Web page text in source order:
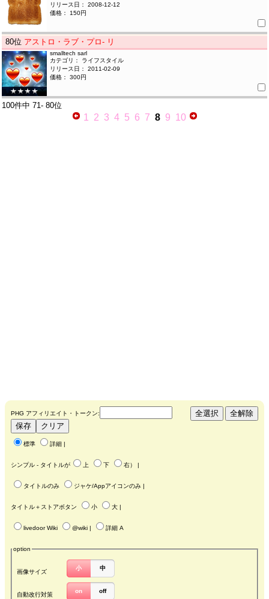
リリース日： 2008-12-12
価格： 150円
80位 アストロ・ラブ・プロ- リ
smalltech sarl
カテゴリ： ライフスタイル
リリース日： 2011-02-09
価格： 300円
100件中 71- 80位
1 2 3 4 5 6 7 8 9 10
PHG アフィリエイト・トークン:
標準 詳細
シンプル - タイトルが 上 下 右） |
タイトルのみ ジャケ/Appアイコンのみ
タイトル＋ストアボタン 小 大
livedoor Wiki @wiki 詳細 A
option
画像サイズ
小 中
自動改行対策
on off